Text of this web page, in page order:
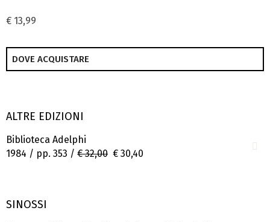
€ 13,99
DOVE ACQUISTARE
ALTRE EDIZIONI
Biblioteca Adelphi
1984 / pp. 353 / € 32,00 € 30,40
SINOSSI